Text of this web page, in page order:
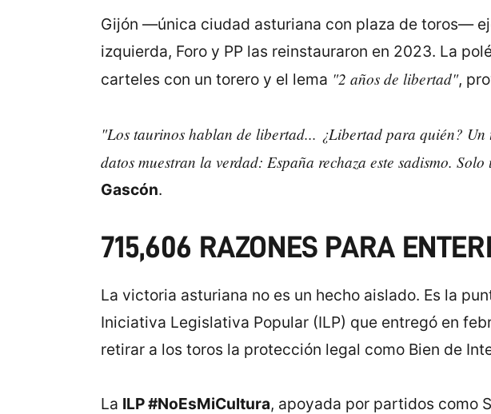
Gijón —única ciudad asturiana con plaza de toros—
izquierda, Foro y PP las reinstauraron en 2023. La
carteles con un torero y el lema "2 años de libertad",
"Los taurinos hablan de libertad... ¿Libertad para quién?
datos muestran la verdad: España rechaza este sadismo.
Gascón.
715,606 RAZONES PARA
La victoria asturiana no es un hecho aislado. Es la
Iniciativa Legislativa Popular (ILP) que entregó en
retirar a los toros la protección legal como Bien de
La ILP #NoEsMiCultura, apoyada por partidos como